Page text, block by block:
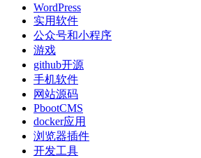
WordPress
实用软件
公众号和小程序
游戏
github开源
手机软件
网站源码
PbootCMS
docker应用
浏览器插件
开发工具